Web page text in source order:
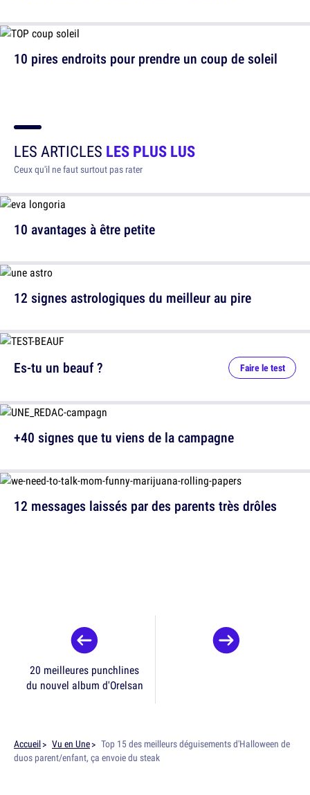
10 pires endroits pour prendre un coup de soleil
LES ARTICLES LES PLUS LUS
Ceux qu'il ne faut surtout pas rater
10 avantages à être petite
12 signes astrologiques du meilleur au pire
12 messages laissés par des parents très drôles
Es-tu un beauf ? Faire le test
+40 signes que tu viens de la campagne
20 meilleures punchlines
du nouvel album d'Orelsan
Accueil Vu en Une
Top 15 des meilleurs déguisements d'Halloween de
duos parent/enfant, ça envoie du steak